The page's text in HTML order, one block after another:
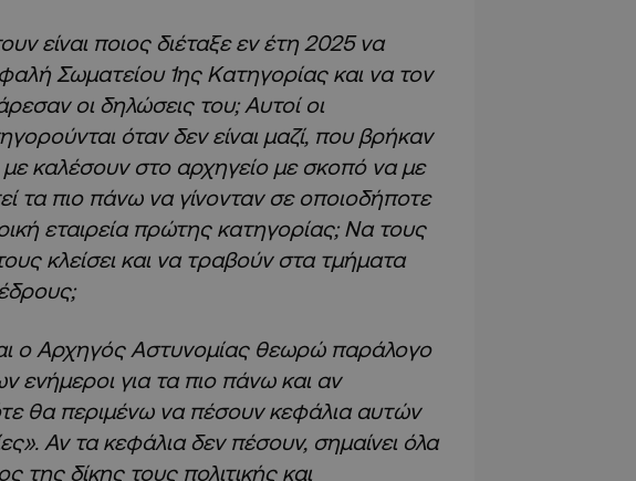
είναι ποιος διέταξε εν έτη 2025 να
Σωματείου 1ης Κατηγορίας και να τον
οι δηλώσεις του; Αυτοί οι
όταν δεν είναι μαζί, που βρήκαν
καλέσουν στο αρχηγείο με σκοπό να με
τα πιο πάνω να γίνονταν σε οποιοδήποτε
εταιρεία πρώτης κατηγορίας; Να τους
κλείσει και να τραβούν στα τμήματα
ο Αρχηγός Αστυνομίας θεωρώ παράλογο
ενήμεροι για τα πιο πάνω και αν
θα περιμένω να πέσουν κεφάλια αυτών
Αν τα κεφάλια δεν πέσουν, σημαίνει όλα
της δίκης τους πολιτικής και